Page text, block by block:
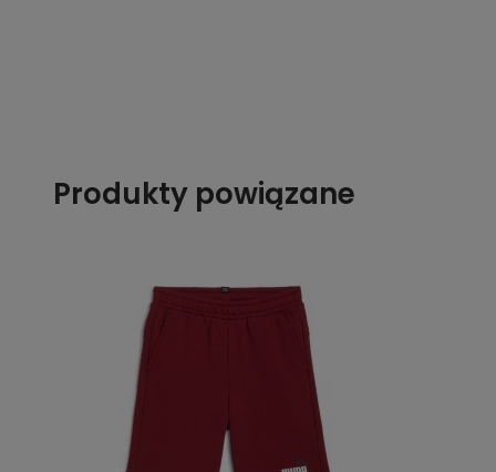
Produkty powiązane